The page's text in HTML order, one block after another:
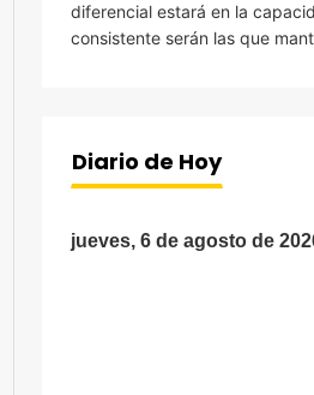
diferencial estará en la
consistente serán las que
Diario de Hoy
jueves, 6 de agosto de